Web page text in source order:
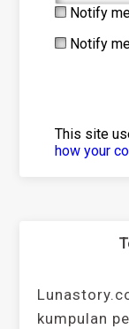
Notify
Notify
This site
how your
kumpulan